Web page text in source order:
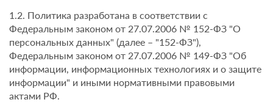
1.2. Политика разработана в соответствии с
Федеральным законом от 27.07.2006 № 152-ФЗ "О
персональных данных" (далее – "152-ФЗ"),
Федеральным законом от 27.07.2006 № 149-ФЗ "Об
информации, информационных технологиях и о защите
информации" и иными нормативными правовыми
актами РФ.